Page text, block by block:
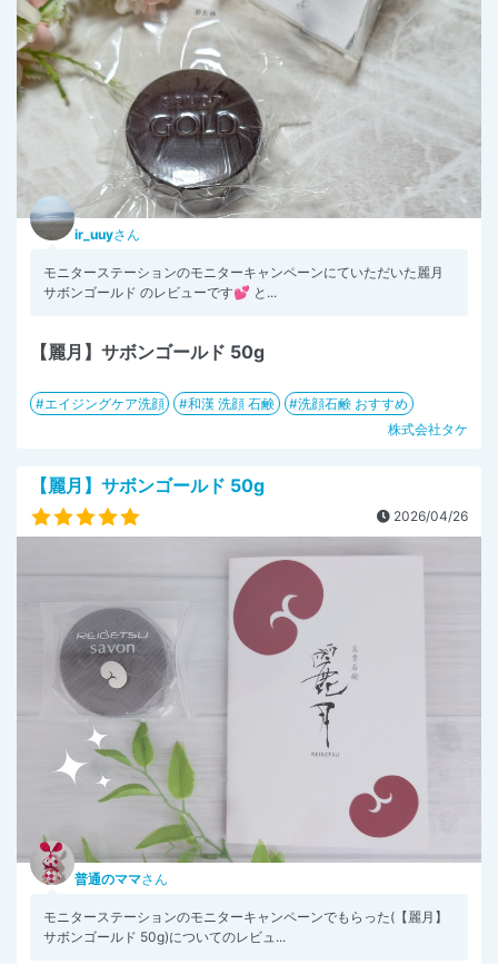
ir_uuyさん
モニターステーションのモニターキャンペーンにていただいた麗月
サボンゴールド のレビューです💕 と...
【麗月】サボンゴールド 50g
エイジングケア洗顔 和漢 洗顔 石鹸
洗顔石鹸 おすすめ
株式会社タケ
【麗月】サボンゴールド 50g
2026/04/26
普通のママさん
モニターステーションのモニターキャンペーンでもらった(【麗月】
サボンゴールド 50g)についてのレビュ...